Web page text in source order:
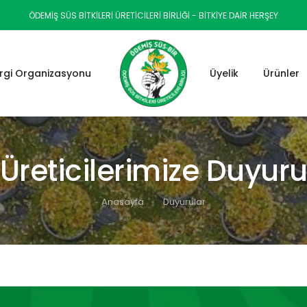
ÖDEMIŞ SÜS BITKILERI ÜRETICILERI BIRLIĞI - BİTKİYE DAİR HERŞEY
Organizasyonu Üyelik Ürünler
Üreticilerimize Duyuru
Anasayfa Duyurular